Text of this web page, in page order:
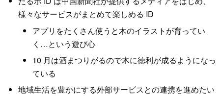
様々なサービスがまとめて楽しめる ID
アプリをたくさん使うと木のイラストが育ってい
く…という遊び心
10 月は酒まつりがるので木に徳利が成るようになっ
ている
地域生活を豊かにする外部サービスとの連携を進めたい